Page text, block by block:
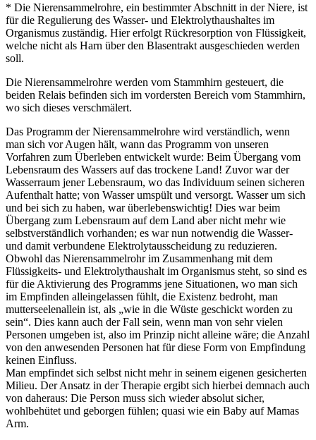
* Die Nierensammelrohre, ein bestimmter Abschnitt in der Niere, ist
für die Regulierung des Wasser- und Elektrolythaushaltes im
Organismus zuständig. Hier erfolgt Rückresorption von Flüssigkeit,
welche nicht als Harn über den Blasentrakt ausgeschieden werden
soll.
Die Nierensammelrohre werden vom Stammhirn gesteuert, die
beiden Relais befinden sich im vordersten Bereich vom Stammhirn,
wo sich dieses verschmälert.
Das Programm der Nierensammelrohre wird verständlich, wenn
man sich vor Augen hält, wann das Programm von unseren
Vorfahren zum Überleben entwickelt wurde: Beim Übergang vom
Lebensraum des Wassers auf das trockene Land! Zuvor war der
Wasserraum jener Lebensraum, wo das Individuum seinen sicheren
Aufenthalt hatte; von Wasser umspült und versorgt. Wasser um sich
und bei sich zu haben, war überlebenswichtig! Dies war beim
Übergang zum Lebensraum auf dem Land aber nicht mehr wie
selbstverständlich vorhanden; es war nun notwendig die Wasser-
und damit verbundene Elektrolytausscheidung zu reduzieren.
Obwohl das Nierensammelrohr im Zusammenhang mit dem
Flüssigkeits- und Elektrolythaushalt im Organismus steht, so sind es
für die Aktivierung des Programms jene Situationen, wo man sich
im Empfinden alleingelassen fühlt, die Existenz bedroht, man
mutterseelenallein ist, als „wie in die Wüste geschickt worden zu
sein“. Dies kann auch der Fall sein, wenn man von sehr vielen
Personen umgeben ist, also im Prinzip nicht alleine wäre; die Anzahl
von den anwesenden Personen hat für diese Form von Empfindung
keinen Einfluss.
Man empfindet sich selbst nicht mehr in seinem eigenen gesicherten
Milieu. Der Ansatz in der Therapie ergibt sich hierbei demnach auch
von daheraus: Die Person muss sich wieder absolut sicher,
wohlbehütet und geborgen fühlen; quasi wie ein Baby auf Mamas
Arm.